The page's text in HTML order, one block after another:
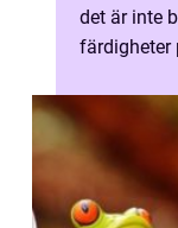
det är inte
färdigheter